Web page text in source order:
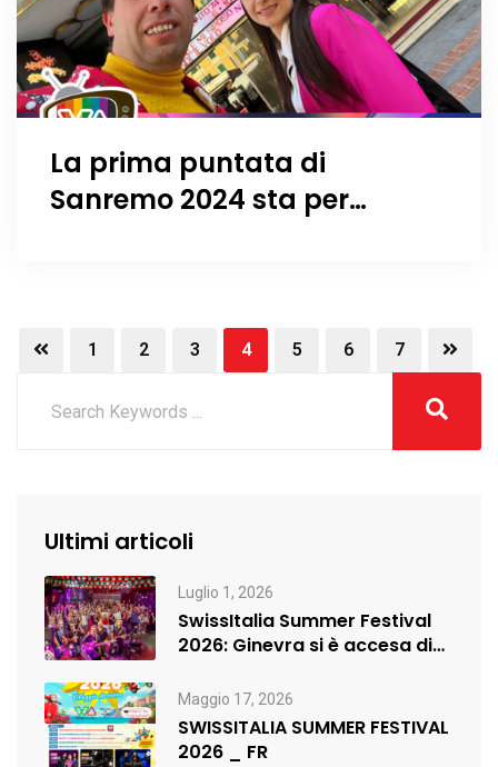
La prima puntata di
Sanremo 2024 sta per
1 2 3 4 5 6 7
Ultimi articoli
Luglio 1, 2026
SwissItalia Summer Festival
2026: Ginevra si è accesa di
Maggio 17, 2026
SWISSITALIA SUMMER FESTIVAL
2026 _ FR